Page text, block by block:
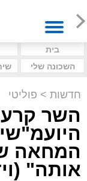
בית
השכונה שלי
חדשות > פוליטי
השר
המחאה
אותה"